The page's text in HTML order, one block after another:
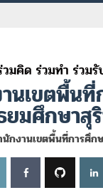
นเขตพื้นที่
ยมศึกษาสุ
กงานเขตพื้นที่การศึ